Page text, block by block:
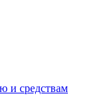
и средствам